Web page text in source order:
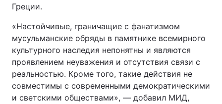
Греции.
«Настойчивые, граничащие с фанатизмом
мусульманские обряды в памятнике всемирного
культурного наследия непонятны и являются
проявлением неуважения и отсутствия связи с
реальностью. Кроме того, такие действия не
совместимы с современными демократическими
и светскими обществами», — добавил МИД,